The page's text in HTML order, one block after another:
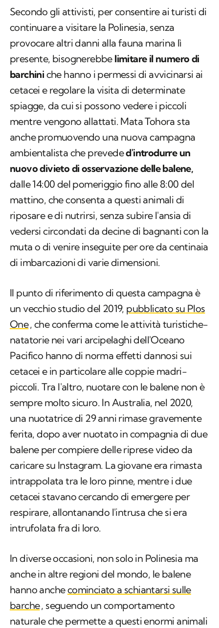
Secondo gli attivisti, per consentire ai turisti di
continuare a visitare la Polinesia, senza
provocare altri danni alla fauna marina lì
presente, bisognerebbe limitare il numero di
barchini che hanno i permessi di avvicinarsi ai
cetacei e regolare la visita di determinate
spiagge, da cui si possono vedere i piccoli
mentre vengono allattati. Mata Tohora sta
anche promuovendo una nuova campagna
ambientalista che preveded'introdurre un
nuovo divieto di osservazione delle balene,
dalle 14:00 del pomeriggio fino alle 8:00 del
mattino, che consenta a questi animali di
riposare e di nutrirsi, senza subire l'ansia di
vedersi circondati da decine di bagnanti con la
muta o di venire inseguite per ore da centinaia
di imbarcazioni di varie dimensioni.
Il punto di riferimento di questa campagna è
un vecchio studio del 2019, pubblicato su Plos
One, che conferma come le attività turistiche-
natatorie nei vari arcipelaghi dell'Oceano
Pacifico hanno di norma effetti dannosi sui
cetacei e in particolare alle coppie madri-
piccoli. Tra l'altro, nuotare con le balene non è
sempre molto sicuro. In Australia, nel 2020,
una nuotatrice di 29 anni rimase gravemente
ferita, dopo aver nuotato in compagnia di due
balene per compiere delle riprese video da
caricare su Instagram. La giovane era rimasta
intrappolata tra le loro pinne, mentre i due
cetacei stavano cercando di emergere per
respirare, allontanando l'intrusa che si era
intrufolata fra di loro.
In diverse occasioni, non solo in Polinesia ma
anche in altre regioni del mondo, le balene
hanno anchecominciato a schiantarsi sulle
barche, seguendo un comportamento
naturale che permette a questi enormi animali